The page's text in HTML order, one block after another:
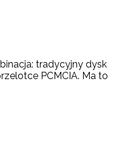
tradycyjny dysk
PCMCIA. Ma to